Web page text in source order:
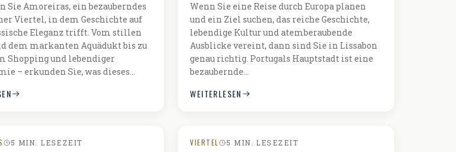
Sie Amoreiras, ein bezauberndes
Viertel, in dem Geschichte auf
Eleganz trifft. Vom stillen
dem markanten Aquädukt bis zu
Shopping und lebendiger
– erkunden Sie, was dieses…
Wenn Sie eine Reise durch Europa planen
und ein Ziel suchen, das reiche Geschichte,
lebendige Kultur und atemberaubende
Ausblicke vereint, dann sind Sie in Lissabon
genau richtig. Portugals Hauptstadt ist eine
bezaubernde…
WEITERLESEN
5 MIN. LESEZEIT VIERTEL 5 MIN. LESEZEIT